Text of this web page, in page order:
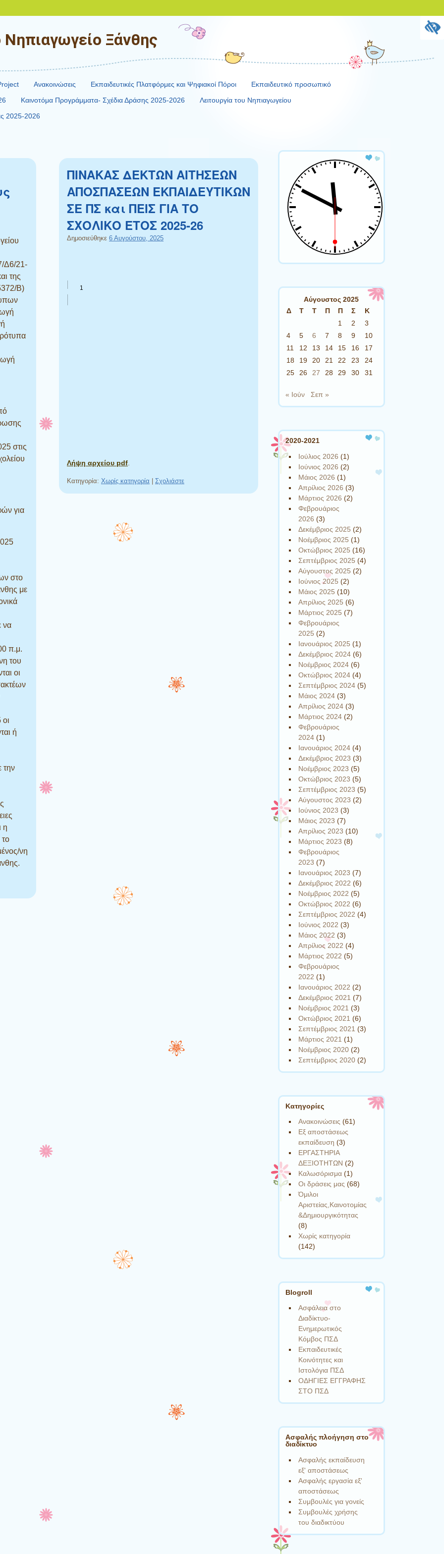
Νηπιαγωγείο Ξάνθης
Ανακοινώσεις Εκπαιδευτικές Πλατφόρμες και Ψηφιακοί Πόροι
Εκπαιδευτικό προσωπικό
Καινοτόμα Προγράμματα- Σχέδια Δράσης 2025-2026
Λειτουργία του Νηπιαγωγείου
2025-2026
Δ6/21-
της
Β)
στις
για
στο
με
να
π.μ.
του
οι
ή
την
η
το
νη
ΠΙΝΑΚΑΣ ΔΕΚΤΩΝ ΑΙΤΗΣΕΩΝ
ΑΠΟΣΠΑΣΕΩΝ ΕΚΠΑΙΔΕΥΤΙΚΩΝ
ΣΕ ΠΣ και ΠΕΙΣ ΓΙΑ ΤΟ
ΣΧΟΛΙΚΟ ΕΤΟΣ 2025-26
Δημοσιεύθηκε 6 Αυγούστου, 2025
Λήψη αρχείου pdf
Κατηγορία: Χωρίς κατηγορία Σχολιάστε
Αύγουστος 2025
Δ
Τ Τ Π Π Σ
Κ
1
2
3
4
5 6 7 8 9
10
11
12 13 14 15 16
17
18
19 20 21 22 23
24
25
26 27 28 29 30 31
« Ιούν Σεπ »
2020-2021
Ιούλιος 2026 (1)
Ιούνιος 2026 (2)
Μάιος 2026 (1)
Απρίλιος 2026 (3)
Μάρτιος 2026 (2)
Φεβρουάριος
2026 (3)
Δεκέμβριος 2025 (2)
Νοέμβριος 2025 (1)
Οκτώβριος 2025 (16)
Σεπτέμβριος 2025 (4)
Αύγουστος 2025 (2)
Ιούνιος 2025 (2)
Μάιος 2025 (10)
Απρίλιος 2025 (6)
Μάρτιος 2025 (7)
Φεβρουάριος
2025 (2)
Ιανουάριος 2025 (1)
Δεκέμβριος 2024 (6)
Νοέμβριος 2024 (6)
Οκτώβριος 2024 (4)
Σεπτέμβριος 2024 (5)
Μάιος 2024 (3)
Απρίλιος 2024 (3)
Μάρτιος 2024 (2)
Φεβρουάριος
2024 (1)
Ιανουάριος 2024 (4)
Δεκέμβριος 2023 (3)
Νοέμβριος 2023 (5)
Οκτώβριος 2023 (5)
Σεπτέμβριος 2023 (5)
Αύγουστος 2023 (2)
Ιούνιος 2023 (3)
Μάιος 2023 (7)
Απρίλιος 2023 (10)
Μάρτιος 2023 (8)
Φεβρουάριος
2023 (7)
Ιανουάριος 2023 (7)
Δεκέμβριος 2022 (6)
Νοέμβριος 2022 (5)
Οκτώβριος 2022 (6)
Σεπτέμβριος 2022 (4)
Ιούνιος 2022 (3)
Μάιος 2022 (3)
Απρίλιος 2022 (4)
Μάρτιος 2022 (5)
Φεβρουάριος
2022 (1)
Ιανουάριος 2022 (2)
Δεκέμβριος 2021 (7)
Νοέμβριος 2021 (3)
Οκτώβριος 2021 (6)
Σεπτέμβριος 2021 (3)
Μάρτιος 2021 (1)
Νοέμβριος 2020 (2)
Σεπτέμβριος 2020 (2)
Kατηγορίες
Ανακοινώσεις (61)
Εξ αποστάσεως
εκπαίδευση (3)
ΕΡΓΑΣΤΗΡΙΑ
ΔΕΞΙΟΤΗΤΩΝ (2)
Καλωσόρισμα (1)
Οι δράσεις μας (68)
Όμιλοι
Αριστείας,Καινοτομίας
&Δημιουργικότητας
(8)
Χωρίς κατηγορία
(142)
Blogroll
Ασφάλεια στο
Διαδίκτυο-
Ενημερωτικός
Κόμβος ΠΣΔ
Εκπαιδευτικές
Κοινότητες και
Ιστολόγια ΠΣΔ
ΟΔΗΓΙΕΣ ΕΓΓΡΑΦΗΣ
ΣΤΟ ΠΣΔ
Ασφαλής πλοήγηση στο
διαδίκτυο
Ασφαλής εκπαίδευση
εξ' αποστάσεως
Ασφαλής εργασία εξ'
αποστάσεως
Συμβουλές για γονείς
Συμβουλές χρήσης
του διαδικτύου